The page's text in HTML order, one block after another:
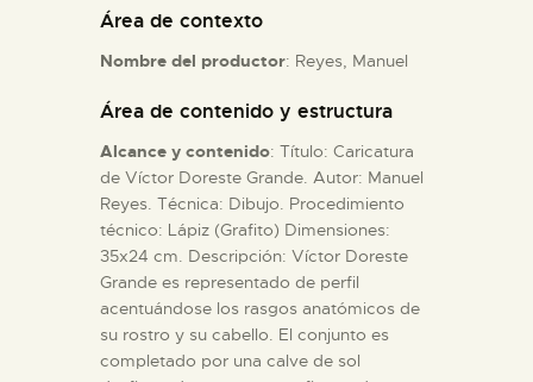
ESPAÑOL
Área de contexto
Nombre del productor: Reyes, Manuel
Área de contenido y estructura
Alcance y contenido: Título: Caricatura
de Víctor Doreste Grande. Autor: Manuel
Reyes. Técnica: Dibujo. Procedimiento
técnico: Lápiz (Grafito) Dimensiones:
35x24 cm. Descripción: Víctor Doreste
Grande es representado de perfil
acentuándose los rasgos anatómicos de
su rostro y su cabello. El conjunto es
completado por una calve de sol